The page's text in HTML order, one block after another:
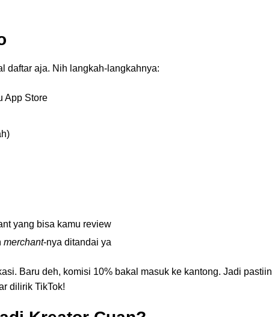
daftar aja. Nih langkah-langkahnya:
App Store
yang bisa kamu review
merchant-nya ditandai ya
Baru deh, komisi 10% bakal masuk ke kantong. Jadi pastiin
dilirik TikTok!